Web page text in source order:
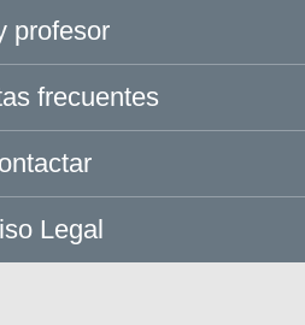
profesor
frecuentes
Legal